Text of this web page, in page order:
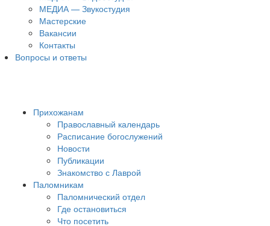
МЕДИА — Звукостудия
Мастерские
Вакансии
Контакты
Вопросы и ответы
Прихожанам
Православный календарь
Расписание богослужений
Новости
Публикации
Знакомство с Лаврой
Паломникам
Паломнический отдел
Где остановиться
Что посетить